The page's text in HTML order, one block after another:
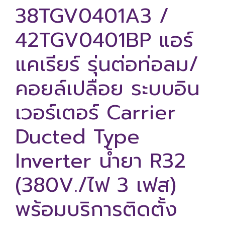
38TGV0401A3 /
42TGV0401BP แอร์
แคเรียร์ รุ่นต่อท่อลม/
คอยล์เปลือย ระบบอิน
เวอร์เตอร์ Carrier
Ducted Type
Inverter น้ำยา R32
(380V./ไฟ 3 เฟส)
พร้อมบริการติดตั้ง